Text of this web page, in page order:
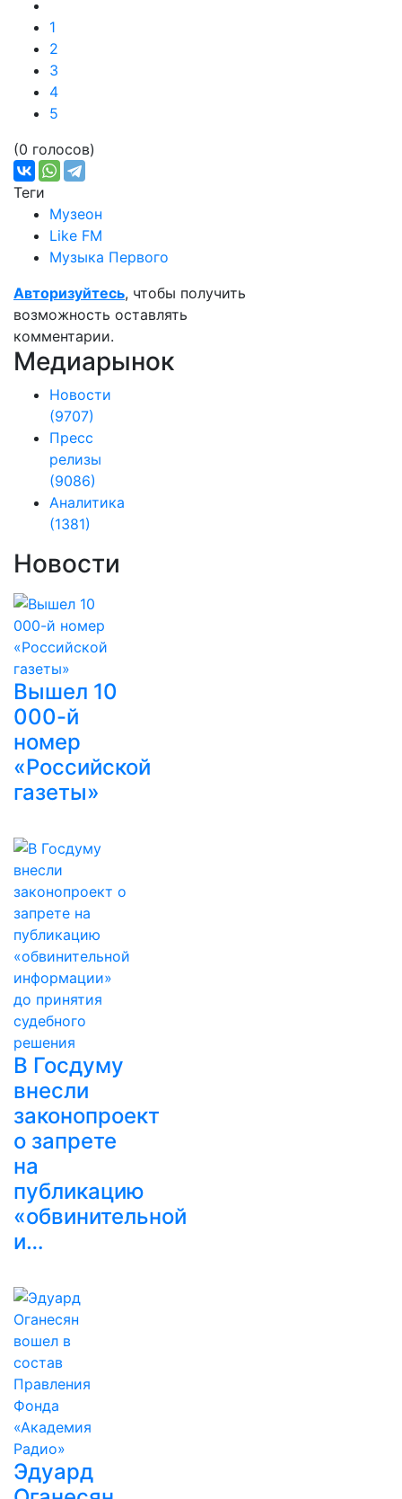
1
2
3
4
5
(0 голосов)
Теги
Музеон
Like FM
Музыка Первого
Авторизуйтесь, чтобы получить
возможность оставлять
комментарии.
Медиарынок
Новости
(9707)
Пресс
релизы
(9086)
Аналитика
(1381)
Новости
Вышел 10
000-й
номер
«Российской
газеты»
В Госдуму
внесли
законопроект
о запрете
на
публикацию
«обвинительной
и…
Эдуард